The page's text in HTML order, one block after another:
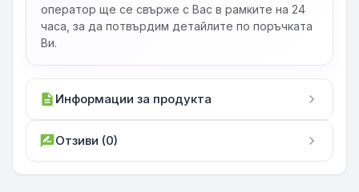
оператор ще се свърже с Вас в рамките на 24
часа, за да потвърдим детайлите по поръчката
Ви.
description Информации за продукта chevron_right
rate_reviewОтзиви (0) chevron_right